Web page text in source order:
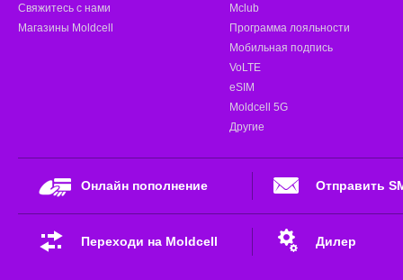
Свяжитесь с нами
Магазины Moldcell
Mclub
Программа лояльности
Мобильная подпись
VoLTE
eSIM
Moldcell 5G
Другие
Онлайн пополнение Отправить
Переходи на Moldcell Дилер